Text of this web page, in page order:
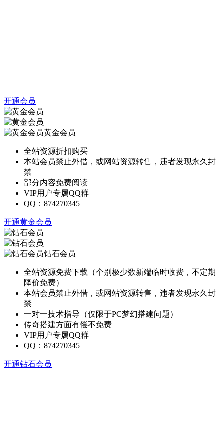
开通会员
黄金会员
全站资源折扣购买
本站会员禁止外借，或网站资源转售，违者发现永久封
禁
部分内容免费阅读
VIP用户专属QQ群
QQ：874270345
开通黄金会员
钻石会员
全站资源免费下载（个别极少数新端临时收费，不定期
降价免费）
本站会员禁止外借，或网站资源转售，违者发现永久封
禁
一对一技术指导（仅限于PC梦幻搭建问题）
传奇搭建方面有偿不免费
VIP用户专属QQ群
QQ：874270345
开通钻石会员